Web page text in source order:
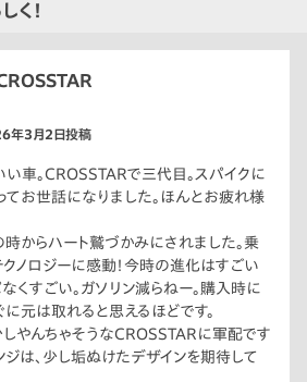
く！
3月2日投稿
い車。CROSSTARで三代目。スパイクに
お世話になりました。ほんとお疲れ様
からハート鷲づかみにされました。乗
ノロジーに感動！今時の進化はすごい
くすごい。ガソリン減らねー。購入時に
に元は取れると思えるほどです。
しやんちゃそうなCROSSTARに軍配です
ジは、少し垢ぬけたデザインを期待して